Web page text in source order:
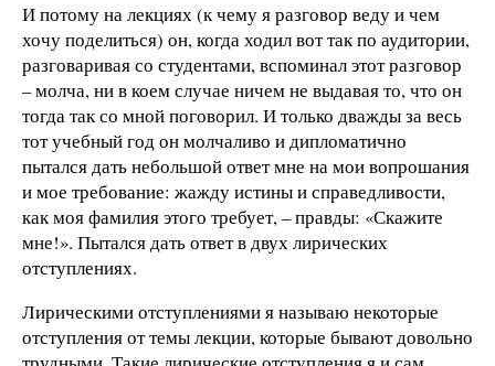
И потому на лекциях (к чему я разговор веду и чем
хочу поделиться) он, когда ходил вот так по аудитории,
разговаривая со студентами, вспоминал этот разговор
– молча, ни в коем случае ничем не выдавая то, что он
тогда так со мной поговорил. И только дважды за весь
тот учебный год он молчаливо и дипломатично
пытался дать небольшой ответ мне на мои вопрошания
и мое требование: жажду истины и справедливости,
как моя фамилия этого требует, – правды: «Скажите
мне!». Пытался дать ответ в двух лирических
отступлениях.
Лирическими отступлениями я называю некоторые
отступления от темы лекции, которые бывают довольно